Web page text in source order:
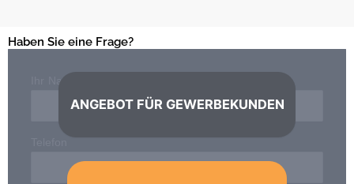
Haben Sie eine Frage?
ANGEBOT FÜR GEWERBEKUNDEN
Ihr Name*